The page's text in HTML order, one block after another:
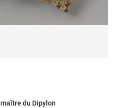
peintre du groupe de Villard ; maître du Dipylon